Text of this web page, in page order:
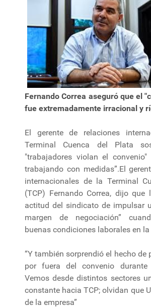
Fernando Correa aseguró que el
fue extremadamente irracional y
El gerente de relaciones
Terminal Cuenca del Plata
"trabajadores violan el
trabajando con medidas”.El
internacionales de la Terminal
(TCP) Fernando Correa, dijo que
actitud del sindicato de impulsar
margen de negociación”
buenas condiciones laborales en
“Y también sorprendió el hecho de
por fuera del convenio
Vemos desde distintos sectores
constante hacia TCP; olvidan que
de la empresa”